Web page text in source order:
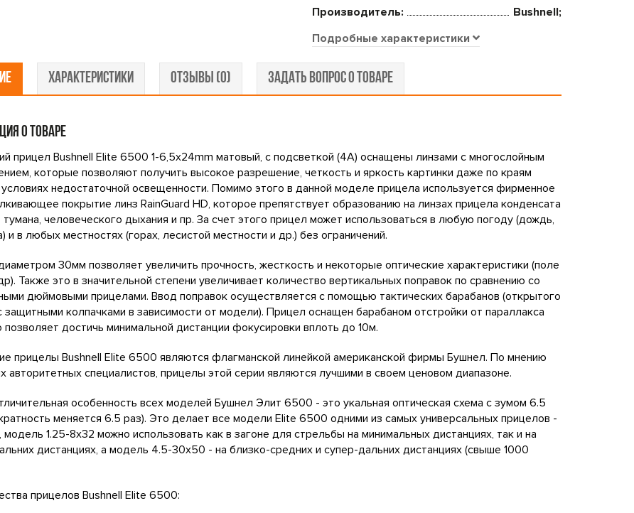
Производитель:
Bushnell;
Подробные характеристики
ХАРАКТЕРИСТИКИ ОТЗЫВЫ (0) ЗАДАТЬ ВОПРОС О ТОВАРЕ
О ТОВАРЕ
прицел Bushnell Elite 6500 1-6,5x24mm матовый, с подсветкой (4A) оснащены линзами с многослойным
которые позволяют получить высокое разрешение, четкость и яркость картинки даже по краям
недостаточной освещенности. Помимо этого в данной моделе прицела используется фирменное
покрытие линз RainGuard HD, которое препятствует образованию на линзах прицела конденсата
человеческого дыхания и пр. За счет этого прицел может использоваться в любую погоду (дождь,
и в любых местностях (горах, лесистой местности и др.) без ограничений.
30мм позволяет увеличить прочность, жесткость и некоторые оптические характеристики (поле
Также это в значительной степени увеличивает количество вертикальных поправок по сравнению со
дюймовыми прицелами. Ввод поправок осуществляется с помощью тактических барабанов (открытого
защитными колпачками в зависимости от модели). Прицел оснащен барабаном отстройки от параллакса
позволяет достичь минимальной дистанции фокусировки вплоть до 10м.
прицелы Bushnell Elite 6500 являются флагманской линейкой американской фирмы Бушнел. По мнению
авторитетных специалистов, прицелы этой серии являются лучшими в своем ценовом диапазоне.
особенность всех моделей Бушнел Элит 6500 - это укальная оптическая схема с зумом 6.5
меняется 6.5 раз). Это делает все модели Elite 6500 одними из самых универсальных прицелов -
модель 1.25-8х32 можно использовать как в загоне для стрельбы на минимальных дистанциях, так и на
дистанциях, а модель 4.5-30х50 - на близко-средних и супер-дальних дистанциях (свыше 1000
прицелов Bushnell Elite 6500: